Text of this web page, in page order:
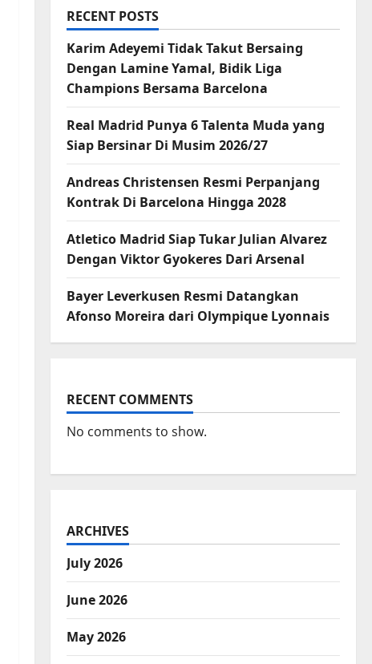
RECENT POSTS
Karim Adeyemi Tidak Takut Bersaing
Dengan Lamine Yamal, Bidik Liga
Champions Bersama Barcelona
Real Madrid Punya 6 Talenta Muda yang
Siap Bersinar Di Musim 2026/27
Andreas Christensen Resmi Perpanjang
Kontrak Di Barcelona Hingga 2028
Atletico Madrid Siap Tukar Julian Alvarez
Dengan Viktor Gyokeres Dari Arsenal
Bayer Leverkusen Resmi Datangkan
Afonso Moreira dari Olympique Lyonnais
RECENT COMMENTS
No comments to show.
ARCHIVES
July 2026
June 2026
May 2026